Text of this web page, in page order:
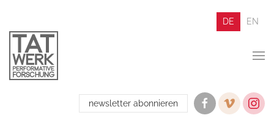
DE EN
newsletter abonnieren